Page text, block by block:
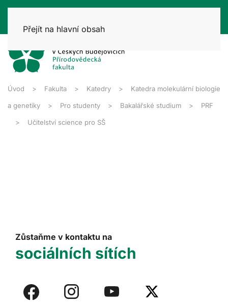
Přejít na hlavní obsah
Úvod Fakulta Katedry Katedra molekulární biologie
a genetiky Pro studenty Bakalářské studium PRF
Učitelství science pro SŠ
Zůstaňme v kontaktu na
sociálních sítích